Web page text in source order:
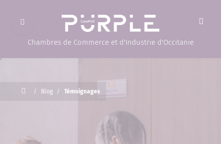
Ouvrir le menu
Chambres de Commerce et d'Industrie d'Occitanie
Accueil
/ Blog / Témoignages